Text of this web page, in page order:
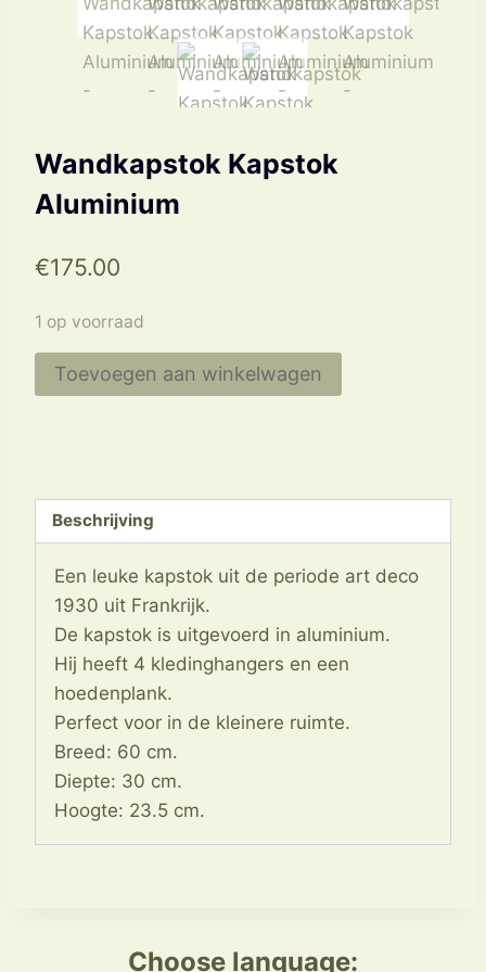
Wandkapstok Kapstok
Aluminium
€175.00
1 op voorraad
Wandkapstok
Kapstok
Toevoegen aan winkelwagen
Beschrijving
Een leuke kapstok uit de periode art deco
1930 uit Frankrijk.
De kapstok is uitgevoerd in aluminium.
Hij heeft 4 kledinghangers en een
hoedenplank.
Perfect voor in de kleinere ruimte.
Breed: 60 cm.
Diepte: 30 cm.
Hoogte: 23.5 cm.
Choose language: